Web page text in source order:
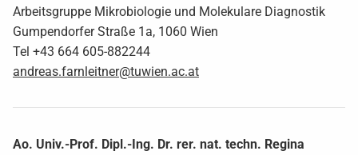
Arbeitsgruppe Mikrobiologie und Molekulare Diagnostik
Gumpendorfer Straße 1a, 1060 Wien
Tel +43 664 605-882244
andreas.farnleitner@tuwien.ac.at
Ao. Univ.-Prof. Dipl.-Ing. Dr. rer. nat. techn. Regina